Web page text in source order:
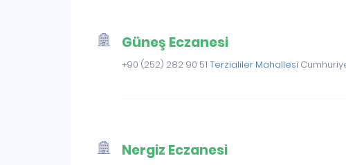
Güneş Eczanesi
+90 (252) 282 90 51Terzialiler Mahallesi
Nergiz Eczanesi